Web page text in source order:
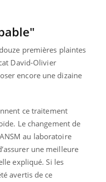
premières plaintes
David-Olivier
encore une dizaine
ce traitement
Le changement de
au laboratoire
une meilleure
expliqué. Si les
avertis de ce